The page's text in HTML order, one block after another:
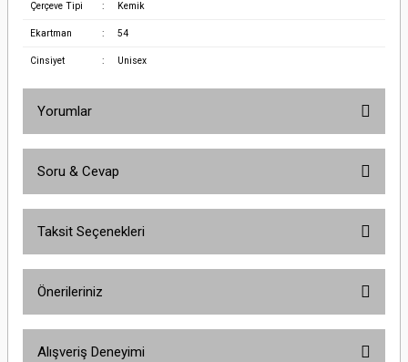
Çerçeve Tipi : Kemik
Ekartman : 54
Cinsiyet : Unisex
Yorumlar
Soru & Cevap
Taksit Seçenekleri
Önerileriniz
yetersiz gördüğünüz noktaları öneri formunu kullanarak tarafımıza
Alışveriş Deneyimi